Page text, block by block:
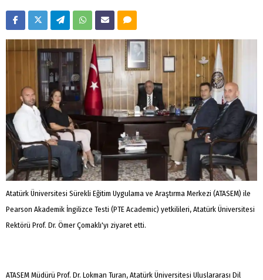
Atatürk Üniversitesi Sürekli Eğitim Uygulama ve Araştırma Merkezi (ATASEM) ile
Pearson Akademik İngilizce Testi (PTE Academic) yetkilileri, Atatürk Üniversitesi
Rektörü Prof. Dr. Ömer Çomaklı'yı ziyaret etti.
ATASEM Müdürü Prof. Dr. Lokman Turan, Atatürk Üniversitesi Uluslararası Dil